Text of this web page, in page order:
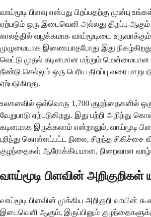
வாய்மூடி பிளவு என்பது பிறப்பதற்கு முன்பு
ஏற்படும் ஒரு இடைவெளி அல்லது திறப்பு
காலத்தில் வழக்கமாக வாய்மூடியை உருவாக்கும்
முழுமையாக இணையாதபோது இது
வெட்டு முதல் கடினமான மற்றும் மென்மையான
நீண்டு செல்லும் ஒரு பெரிய திறப்பு வரை
ஏற்படுகிறது.
உலகளவில் ஒவ்வொரு 1,700 குழந்தைகளில்
வேறுபாடு ஏற்படுகிறது. இது பற்றி அறிந்து
கடினமாக இருக்கலாம் என்றாலும், வாய்மூடி
புரிந்து கொள்ளப்பட்ட நிலை, சிறந்த சிகிச்சை
குழந்தைகள் ஆரோக்கியமான, நிறைவான
வாய்மூடி பிளவின்
வாய்மூடி பிளவின் முக்கிய அறிகுறி வாயின்
இடைவெளி ஆகும், இருப்பினும்